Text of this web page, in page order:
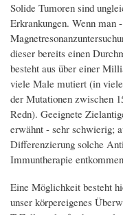
Solide Tumoren sind
Erkrankungen. Wenn man
dieser bereits einen
besteht aus über einer
viele Male mutiert (in
der Mutationen zwischen
Redn). Geeignete
erwähnt - sehr schwierig;
Differenzierung solche
Immuntherapie
Eine Möglichkeit besteht
unser körpereigenes